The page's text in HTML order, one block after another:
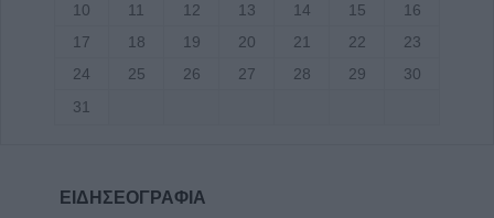
10
11 12 13 14 15
16
17
18 19 20 21 22
23
24
25 26 27 28 29
30
31
ΕΙΔΗΣΕΟΓΡΑΦΙΑ